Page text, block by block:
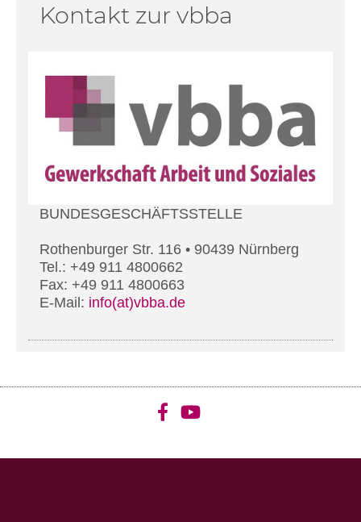
Kontakt zur vbba
BUNDESGESCHÄFTSSTELLE
Rothenburger Str. 116 • 90439 Nürnberg
Tel.: +49 911 4800662
Fax: +49 911 4800663
E-Mail: info(at)vbba.de